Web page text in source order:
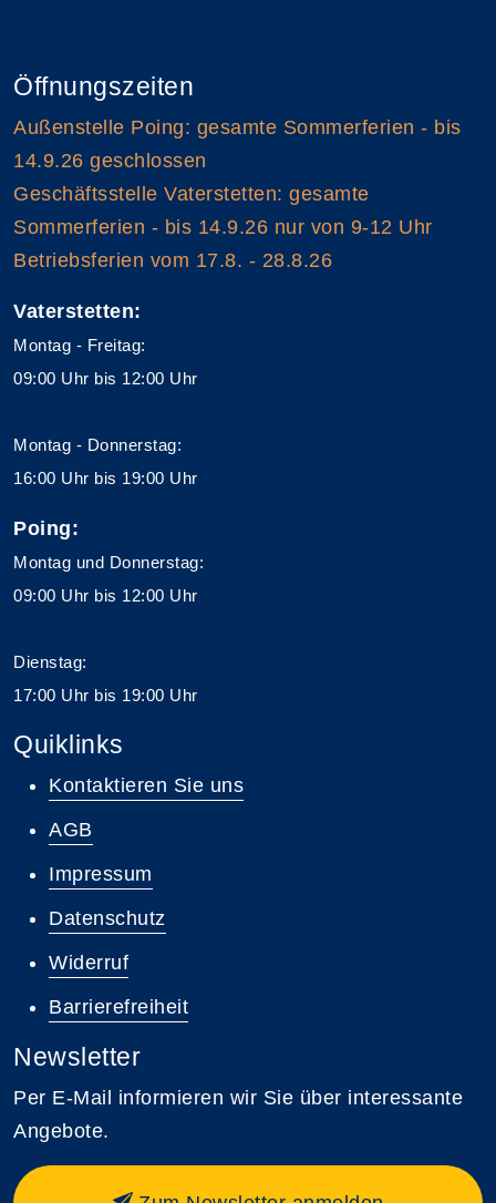
Öffnungszeiten
Außenstelle Poing: gesamte Sommerferien - bis
14.9.26 geschlossen
Geschäftsstelle Vaterstetten: gesamte
Sommerferien - bis 14.9.26 nur von 9-12 Uhr
Betriebsferien vom 17.8. - 28.8.26
Vaterstetten:
Montag - Freitag:
09:00 Uhr bis 12:00 Uhr
Montag - Donnerstag:
16:00 Uhr bis 19:00 Uhr
Poing:
Montag und Donnerstag:
09:00 Uhr bis 12:00 Uhr
Dienstag:
17:00 Uhr bis 19:00 Uhr
Quiklinks
Kontaktieren Sie uns
AGB
Impressum
Datenschutz
Widerruf
Barrierefreiheit
Newsletter
Per E-Mail informieren wir Sie über interessante
Angebote.